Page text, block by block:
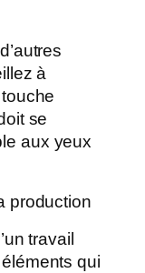
à
se
aux yeux
production
travail
qui